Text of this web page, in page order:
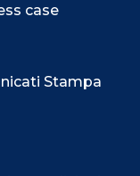
case
Stampa